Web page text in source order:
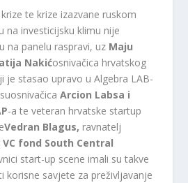
te krize izazvane ruskom
na investicijsku klimu nije
na panelu raspravi, uz Maju
Nakićosnivačica hrvatskog
je stasao upravo u Algebra LAB-
suosnivačicaArcion Labsa i
-a te veteran hrvatske startup
Vedran Blagus, ravnatelj
VC fond South Central
start-up scene imali su takve
korisne savjete za preživljavanje